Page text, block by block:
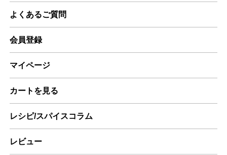
よくあるご質問
会員登録
マイページ
カートを見る
レシピ/スパイスコラム
レビュー